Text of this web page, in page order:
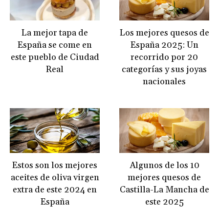
La mejor tapa de
España se come en
este pueblo de Ciudad
Real
Los mejores quesos de
España 2025: Un
recorrido por 20
categorías y sus joyas
nacionales
Estos son los mejores
aceites de oliva virgen
extra de este 2024 en
España
Algunos de los 10
mejores quesos de
Castilla-La Mancha de
este 2025